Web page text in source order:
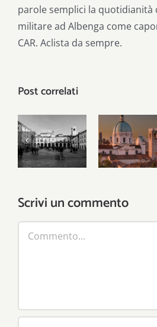
parole semplici la quotidianità
militare ad Albenga come
CAR. Aclista da sempre.
Post correlati
Il
patriottismo
municipale
hanno
inventati
gli uomini,
ma le città
Dio
Scrivi un commento